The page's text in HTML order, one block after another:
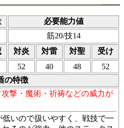
必要能力値
筋20/技14
対炎 対雷 対聖
受け
52 40 48
52
の特徴
撃・魔術・祈祷などの威力が
いので扱いやすく、戦技で一